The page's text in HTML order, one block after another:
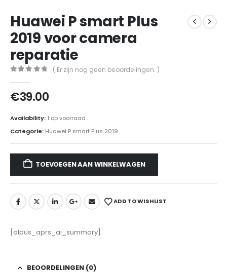
Huawei P smart Plus
2019 voor camera
reparatie
( Er zijn nog geen beoordelingen. )
€39.00
Availability: 1 op voorraad
Categorie: Huawei P smart Plus 2019
TOEVOEGEN AAN WINKELWAGEN
ADD TO WISHLIST
[alpus_aprs_ai_summary]
BEOORDELINGEN (0)